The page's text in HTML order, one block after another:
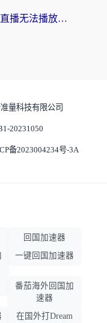
在澳大利亚看抖音世界杯直播无法播放？海外党体育观赛终极指南来了！
量科技有限公司
20231050
备2023004234号-3A
回国加速器
一键回国加速器
番茄海外回国加
速器
在国外打Dream